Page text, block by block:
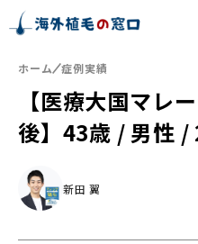
ホーム 症例実績
【医療大国マレ
後】43歳 / 男性 /
新田 翼